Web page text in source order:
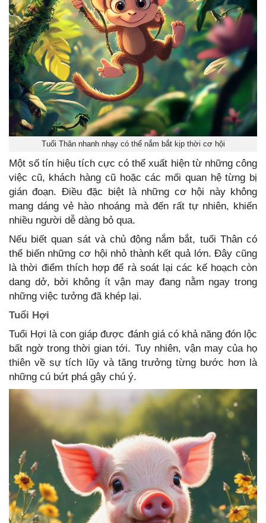
Tuổi Thân nhanh nhạy có thể nắm bắt kịp thời cơ hội
Một số tín hiệu tích cực có thể xuất hiện từ những công
việc cũ, khách hàng cũ hoặc các mối quan hệ từng bị
gián đoạn. Điều đặc biệt là những cơ hội này không
mang dáng vẻ hào nhoáng mà đến rất tự nhiên, khiến
nhiều người dễ dàng bỏ qua.
Nếu biết quan sát và chủ động nắm bắt, tuổi Thân có
thể biến những cơ hội nhỏ thành kết quả lớn. Đây cũng
là thời điểm thích hợp để rà soát lại các kế hoạch còn
dang dở, bởi không ít vận may đang nằm ngay trong
những việc tưởng đã khép lại.
Tuổi Hợi
Tuổi Hợi là con giáp được đánh giá có khả năng đón lộc
bất ngờ trong thời gian tới. Tuy nhiên, vận may của họ
thiên về sự tích lũy và tăng trưởng từng bước hơn là
những cú bứt phá gây chú ý.